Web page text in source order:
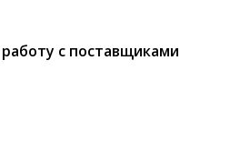
с поставщиками